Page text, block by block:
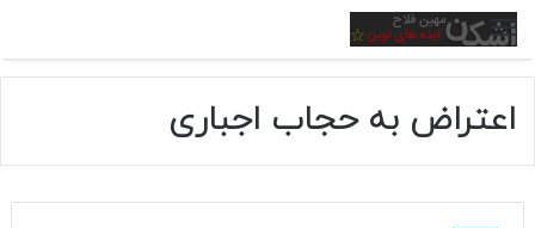
منو
اعتراض به حجاب اجباری